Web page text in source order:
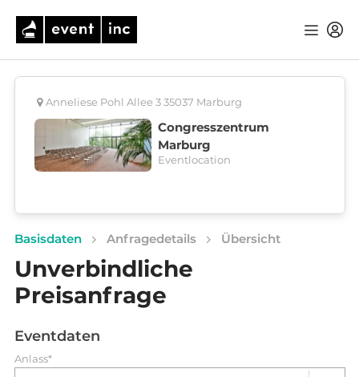
Anneliese Pohl Allee 3 35037 Marburg
Congresszentrum
Marburg
Eventlocation
Basisdaten Anfragedetails Übersicht
Unverbindliche
Preisanfrage
Eventdaten
Anlass*